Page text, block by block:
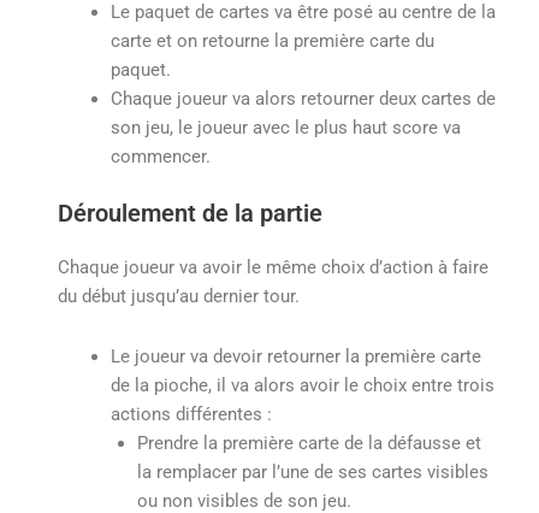
Le paquet de cartes va être posé au centre de la
carte et on retourne la première carte du
paquet.
Chaque joueur va alors retourner deux cartes de
son jeu, le joueur avec le plus haut score va
commencer.
Déroulement de la partie
Chaque joueur va avoir le même choix d’action à faire
du début jusqu’au dernier tour.
Le joueur va devoir retourner la première carte
de la pioche, il va alors avoir le choix entre trois
actions différentes :
Prendre la première carte de la défausse et
la remplacer par l’une de ses cartes visibles
ou non visibles de son jeu.